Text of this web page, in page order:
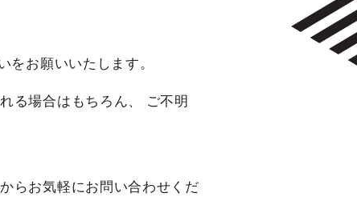
お願いいたします。
る場合はもちろん、 ご不明
らお気軽にお問い合わせくだ